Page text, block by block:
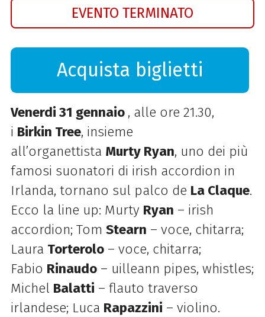
EVENTO TERMINATO
Acquista biglietti
Venerdi 31 gennaio , alle ore 21.30,
i Birkin Tree, insieme
all’organettista Murty Ryan, uno dei più
famosi suonatori di irish accordion in
Irlanda, tornano sul palco de La Claque.
Ecco la line up: Murty Ryan – irish
accordion; Tom Stearn – voce, chitarra;
Laura Torterolo – voce, chitarra;
Fabio Rinaudo – uilleann pipes, whistles;
Michel Balatti – flauto traverso
irlandese; Luca Rapazzini – violino.